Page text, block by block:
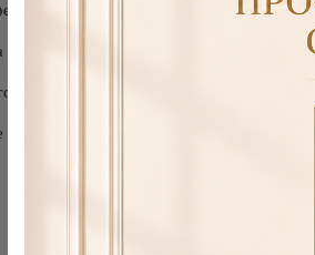
Gel Vinyl 015
30-60 секунди или UV лампа 2 минути
слой и полимеризирайте
по-дълга носка